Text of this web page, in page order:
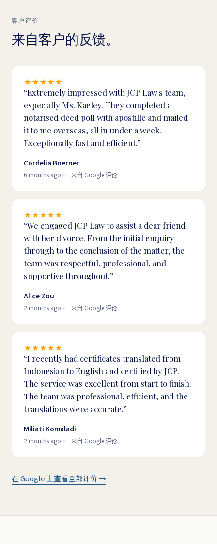
客户评价
来自客户的反馈。
Extremely impressed with JCP Law's team,
especially Ms. Kaeley. They completed a
notarised deed poll with apostille and mailed
it to me overseas, all in under a week.
Exceptionally fast and efficient.
Cordelia Boerner
6 months ago 来自 Google 评论
We engaged JCP Law to assist a dear friend
with her divorce. From the initial enquiry
through to the conclusion of the matter, the
team was respectful, professional, and
supportive throughout.
Alice Zou
2 months ago 来自 Google 评论
I recently had certificates translated from
Indonesian to English and certified by JCP.
The service was excellent from start to finish.
The team was professional, efficient, and the
translations were accurate.
Miliati Komaladi
2 months ago 来自 Google 评论
在 Google 上查看全部评价 →